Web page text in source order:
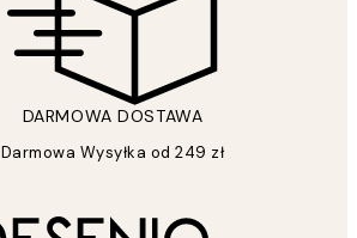
DARMOWA DOSTAWA
Darmowa Wysyłka od 249 zł